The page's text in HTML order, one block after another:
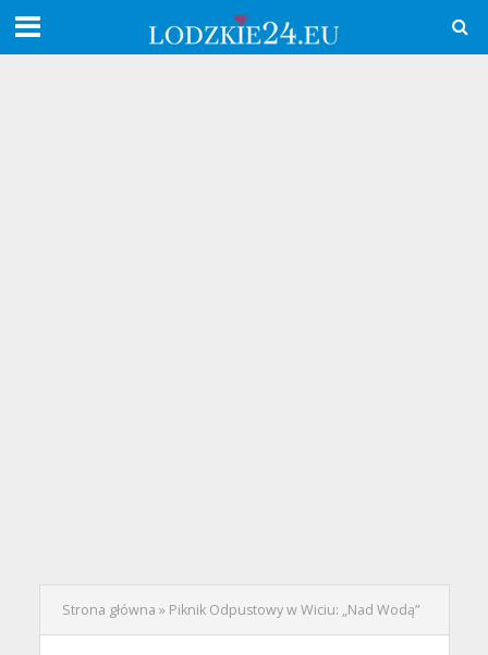
Strona główna » Piknik Odpustowy w Wiciu: „Nad Wodą”